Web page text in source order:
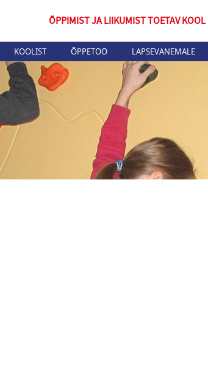
ÕPPIMIST JA LIIKUMIST TOETAV KOOL
KOOLIST ÕPPETÖÖ LAPSEVANEMALE